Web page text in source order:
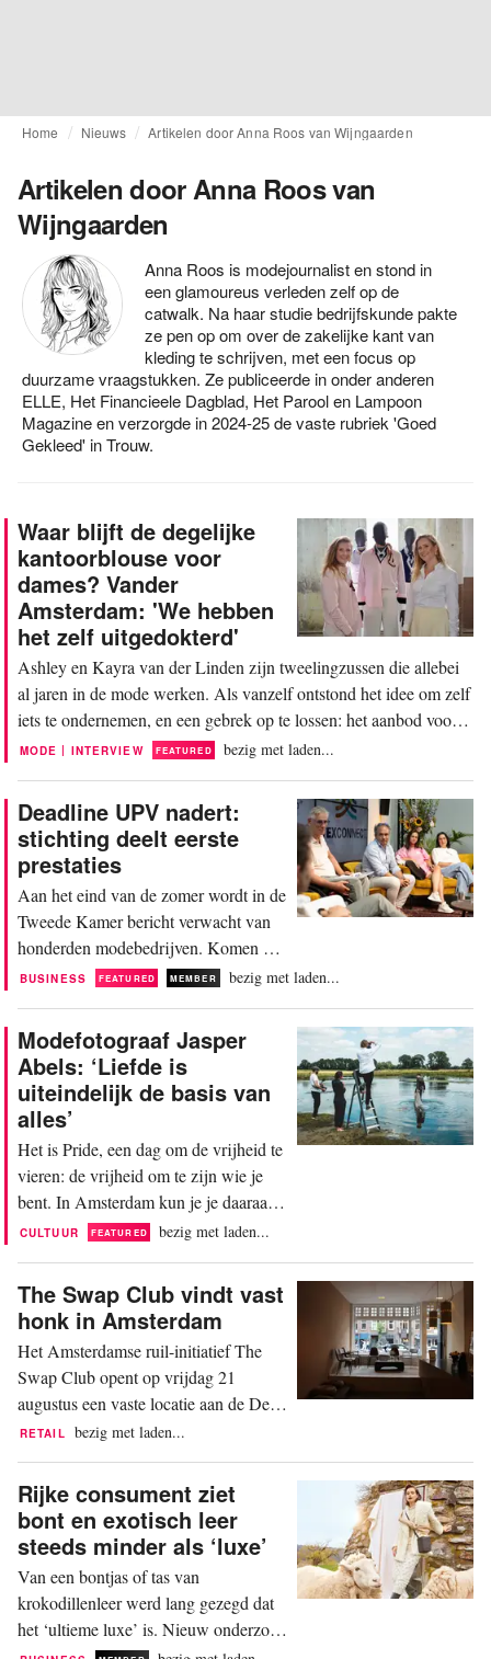
Home Nieuws Artikelen door Anna Roos van Wijngaarden
Artikelen door Anna Roos van
Wijngaarden
Anna Roos is modejournalist en stond in
een glamoureus verleden zelf op de
catwalk. Na haar studie bedrijfskunde pakte
ze pen op om over de zakelijke kant van
kleding te schrijven, met een focus op
duurzame vraagstukken. Ze publiceerde in onder anderen
ELLE, Het Financieele Dagblad, Het Parool en Lampoon
Magazine en verzorgde in 2024-25 de vaste rubriek 'Goed
Gekleed' in Trouw.
Waar blijft de degelijke
kantoorblouse voor
dames? Vander
Amsterdam: 'We hebben
het zelf uitgedokterd'
Ashley en Kayra van der Linden zijn tweelingzussen die allebei
al jaren in de mode werken. Als vanzelf ontstond het idee om zelf
iets te ondernemen, en een gebrek op te lossen: het aanbod voor
op kantoor acceptabele damesblousen was te klein. "Op de
MODE | INTERVIEW FEATURED bezig met laden...
Deadline UPV nadert:
stichting deelt eerste
prestaties
Aan het eind van de zomer wordt in de
Tweede Kamer bericht verwacht van
honderden modebedrijven. Komen ze
uit de verf met de 'UPV Textiel', de
Om aan de verplichtingen te voldoen,
kozen de meeste merken voor een
lidmaatschap bij een collectieve
producentenorganisatie (PRO)....
BUSINESS FEATURED MEMBER bezig met laden...
Modefotograaf Jasper
Abels: ‘Liefde is
uiteindelijk de basis van
alles’
Het is Pride, een dag om de vrijheid te
vieren: de vrijheid om te zijn wie je
bent. In Amsterdam kun je je daaraan
laten herinneren door de Pride Art
het Pulitzer: Velvet Scars – A
Kingdom of Courage. FashionUnited
sprak de fotograaf over de serie en de
thematiek rondom...
CULTUUR FEATURED bezig met laden...
The Swap Club vindt vast
honk in Amsterdam
Het Amsterdamse ruil-initiatief The
Swap Club opent op vrijdag 21
augustus een vaste locatie aan de De
Clercqstraat 66–68 in Amsterdam, zo
FashionUnited. Na twee jaar bouwen
aan haar platform, en ruim 75 reizende
kledingruil-pop-ups, vond ze genoeg
bewijs om de formule van een
permanent honk te voorzien. Op de...
RETAIL bezig met laden...
Rijke consument ziet
bont en exotisch leer
steeds minder als ‘luxe’
Van een bontjas of tas van
krokodillenleer werd lang gezegd dat
het ‘ultieme luxe’ is. Nieuw onderzoek